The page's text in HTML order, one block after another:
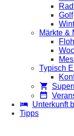
Golf
Märkte &
Typisch
Unterkunft
Tipps